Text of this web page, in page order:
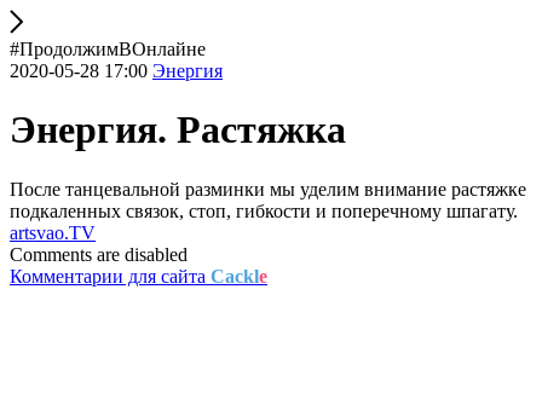
#ПродолжимВОнлайне
2020-05-28 17:00 Энергия
Энергия. Растяжка
После танцевальной разминки мы уделим внимание растяжке
подкаленных связок, стоп, гибкости и поперечному шпагату.
artsvao.TV
Comments are disabled
Комментарии для сайта Cackle